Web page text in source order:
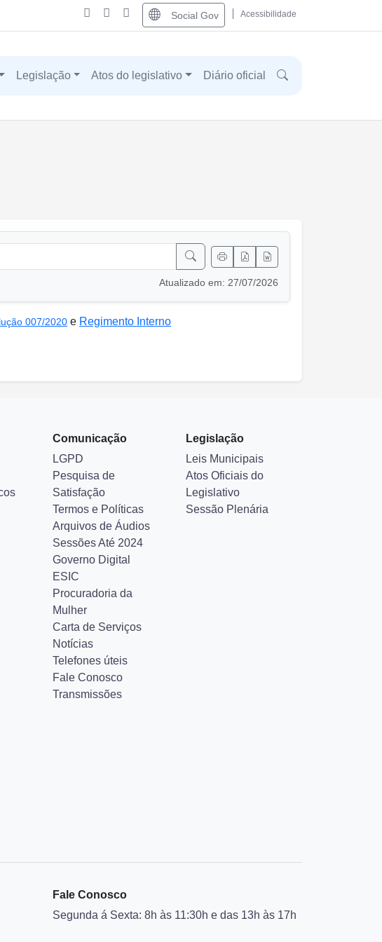
Social Gov Acessibilidade
Legislação Atos do legislativo Diário oficial
Atualizado em: 27/07/2026
007/2020 e Regimento Interno
Comunicação
LGPD
Pesquisa de
Satisfação
Termos e Políticas
Arquivos de Áudios
Sessões Até 2024
Governo Digital
ESIC
Procuradoria da
Mulher
Carta de Serviços
Notícias
Telefones úteis
Fale Conosco
Transmissões
Legislação
Leis Municipais
Atos Oficiais do
Legislativo
Sessão Plenária
Fale Conosco
Segunda á Sexta: 8h às 11:30h e das 13h às 17h